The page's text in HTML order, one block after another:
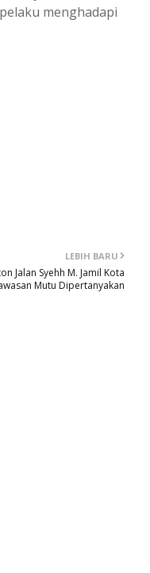
menghadapi
LEBIH BARU
Jalan Syehh M. Jamil Kota
Mutu Dipertanyakan